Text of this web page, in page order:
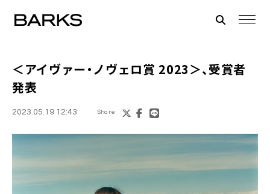
＜アイヴァー・ノヴェロ賞 2023＞、受賞者
発表
2023.05.19 12:43 Share